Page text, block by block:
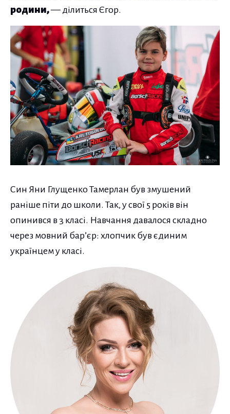
родини,— ділиться Єгор.
Син Яни Глущенко Тамерлан був змушений
раніше піти до школи. Так, у свої 5 років він
опинився в 3 класі. Навчання давалося складно
через мовний бар’єр: хлопчик був єдиним
українцем у класі.